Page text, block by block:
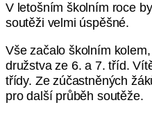
V letošním školním roce
soutěži velmi úspěšné.
Vše začalo školním
družstva ze 6. a 7. tříd.
třídy. Ze zúčastněných
pro další průběh soutěže.